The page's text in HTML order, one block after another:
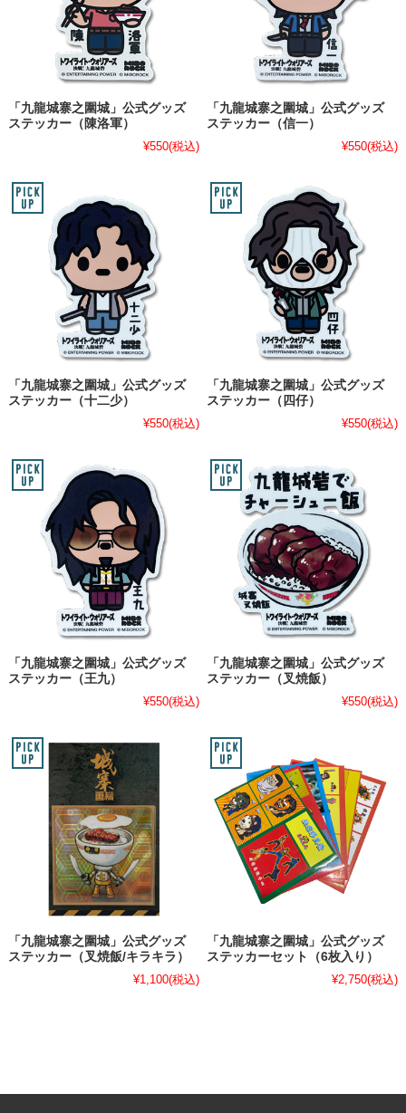
「九龍城寨之圍城」公式グッズ
ステッカー（陳洛軍）
¥550(税込)
「九龍城寨之圍城」公式グッズ
ステッカー（信一）
¥550(税込)
「九龍城寨之圍城」公式グッズ
ステッカー（十二少）
¥550(税込)
「九龍城寨之圍城」公式グッズ
ステッカー（四仔）
¥550(税込)
「九龍城寨之圍城」公式グッズ
ステッカー（王九）
¥550(税込)
「九龍城寨之圍城」公式グッズ
ステッカー（叉焼飯）
¥550(税込)
「九龍城寨之圍城」公式グッズ
ステッカー（叉焼飯/キラキラ）
¥1,100(税込)
「九龍城寨之圍城」公式グッズ
ステッカーセット（6枚入り）
¥2,750(税込)